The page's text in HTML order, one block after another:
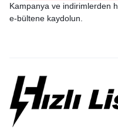
Kampanya ve indirimlerden
e-bültene kaydolun.